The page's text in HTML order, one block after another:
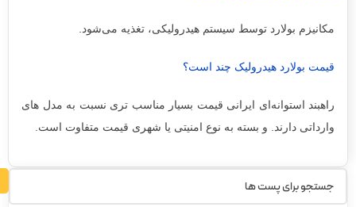
مکانیزم بولارد توسط سیستم هیدرولیکی، تغذیه می‌شود.
قیمت بولارد هیدرولیک چند است؟
راهبند استوانه‌ای ایرانی قیمت بسیار مناسب تری نسبت به مدل های
وارداتی دارند. و بسته به نوع امنیتی یا شهری قیمت متفاوت است.